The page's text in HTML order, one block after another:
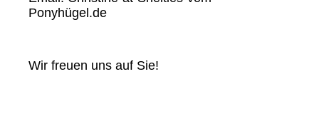
Ponyhügel.de
Wir freuen uns auf Sie!